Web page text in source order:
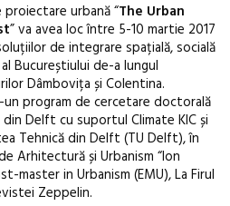
urbană “The Urban
” va avea loc între 5-10 martie 2017
de integrare spațială, socială
Bucureștiului de-a lungul
Dâmbovița și Colentina.
program de cercetare doctorală
Delft cu suportul Climate KIC și
Tehnică din Delft (TU Delft), în
Arhitectură și Urbanism “Ion
master in Urbanism (EMU), La Firul
Zeppelin.